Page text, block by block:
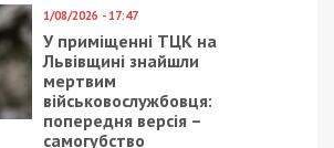
1/08/2026 - 17:47
У приміщенні ТЦК на
Львівщині знайшли
мертвим
військовослужбовця:
попередня версія –
самогубство